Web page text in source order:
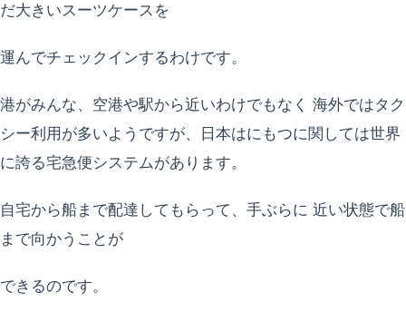
だ大きいスーツケースを
運んでチェックインするわけです。
港がみんな、空港や駅から近いわけでもなく 海外ではタク
シー利用が多いようですが、日本はにもつに関しては世界
に誇る宅急便システムがあります。
自宅から船まで配達してもらって、手ぶらに 近い状態で船
まで向かうことが
できるのです。